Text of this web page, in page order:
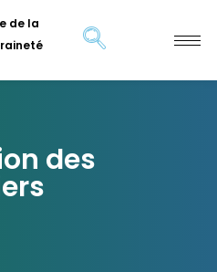
de la
des